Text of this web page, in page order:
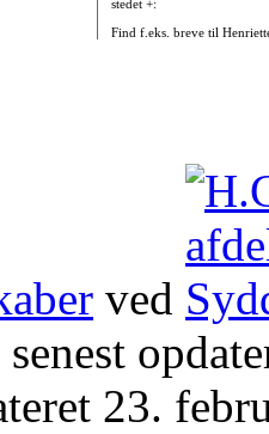
stedet +:
Find f.eks. breve til
ved
23.